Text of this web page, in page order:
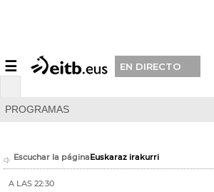
☰ EN DIRECTO
PROGRAMAS
Escuchar la páginaEuskaraz irakurri
A LAS 22:30